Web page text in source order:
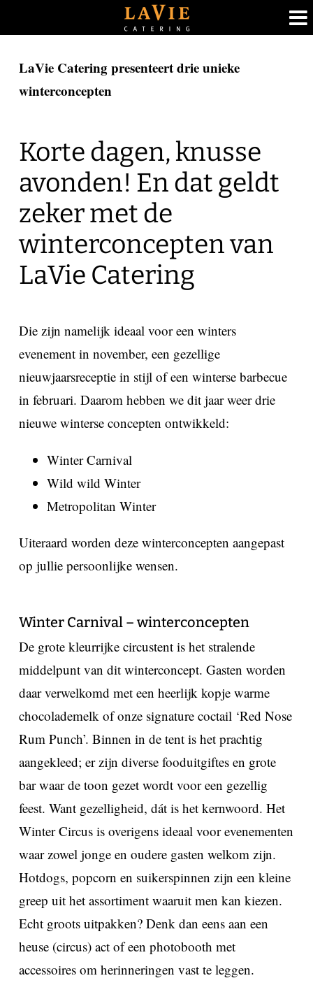
naar
inhoud
LaVie Catering presenteert drie unieke
winterconcepten
Korte dagen, knusse
avonden! En dat geldt
zeker met de
winterconcepten van
LaVie Catering
Die zijn namelijk ideaal voor een winters
evenement in november, een gezellige
nieuwjaarsreceptie in stijl of een winterse barbecue
in februari. Daarom hebben we dit jaar weer drie
nieuwe winterse concepten ontwikkeld:
Winter Carnival
Wild wild Winter
Metropolitan Winter
Uiteraard worden deze winterconcepten aangepast
op jullie persoonlijke wensen.
Winter Carnival – winterconcepten
De grote kleurrijke circustent is het stralende
middelpunt van dit winterconcept. Gasten worden
daar verwelkomd met een heerlijk kopje warme
chocolademelk of onze signature coctail ‘Red Nose
Rum Punch’. Binnen in de tent is het prachtig
aangekleed; er zijn diverse fooduitgiftes en grote
bar waar de toon gezet wordt voor een gezellig
feest. Want gezelligheid, dát is het kernwoord. Het
Winter Circus is overigens ideaal voor evenementen
waar zowel jonge en oudere gasten welkom zijn.
Hotdogs, popcorn en suikerspinnen zijn een kleine
greep uit het assortiment waaruit men kan kiezen.
Echt groots uitpakken? Denk dan eens aan een
heuse (circus) act of een photobooth met
accessoires om herinneringen vast te leggen.